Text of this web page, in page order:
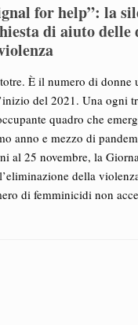
for help”: la
di aiuto delle
È il numero di donne
del 2021. Una ogni
quadro che
anno e mezzo di
al 25 novembre, la
della
di femminicidi non